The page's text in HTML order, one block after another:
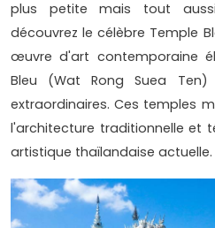
plus petite mais tout
découvrez le célèbre Temple
œuvre d'art contemporaine
Bleu (Wat Rong Suea Ten)
extraordinaires. Ces temples
l'architecture traditionnelle et
artistique thaïlandaise actuelle.